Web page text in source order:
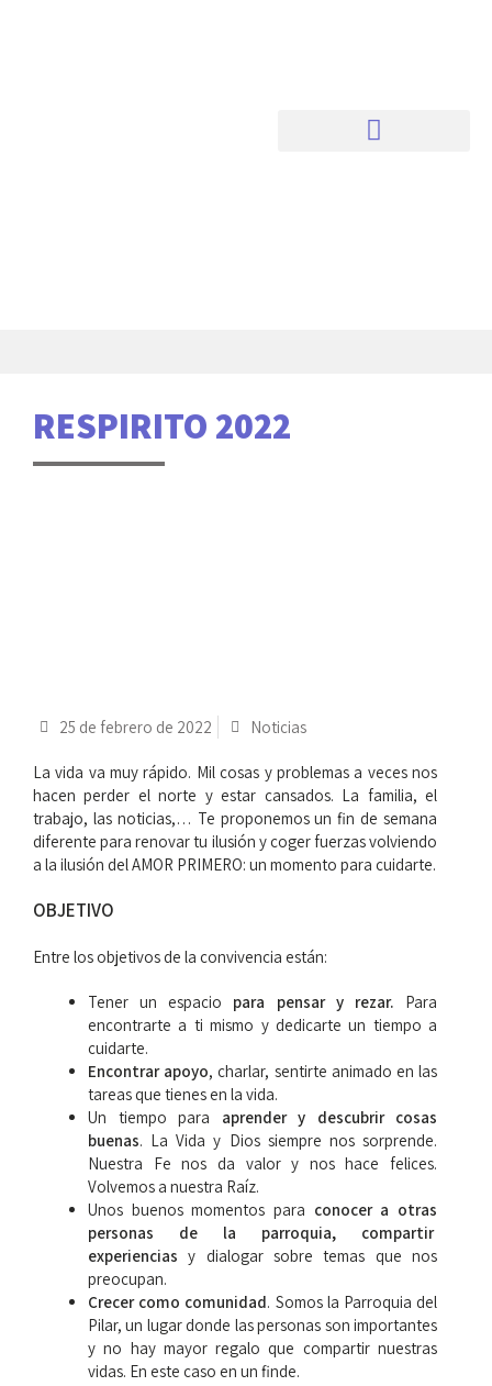
RESPIRITO 2022
25 de febrero de 2022 Noticias
La vida va muy rápido. Mil cosas y problemas a veces nos
hacen perder el norte y estar cansados. La familia, el
trabajo, las noticias,… Te proponemos un fin de semana
diferente para renovar tu ilusión y coger fuerzas volviendo
a la ilusión del AMOR PRIMERO: un momento para cuidarte.
OBJETIVO
Entre los objetivos de la convivencia están:
Tener un espacio para pensar y rezar. Para
encontrarte a ti mismo y dedicarte un tiempo a
cuidarte.
Encontrar apoyo, charlar, sentirte animado en las
tareas que tienes en la vida.
Un tiempo para aprender y descubrir cosas
buenas. La Vida y Dios siempre nos sorprende.
Nuestra Fe nos da valor y nos hace felices.
Volvemos a nuestra Raíz.
Unos buenos momentos para conocer a otras
personas de la parroquia, compartir
experiencias y dialogar sobre temas que nos
preocupan.
Crecer como comunidad. Somos la Parroquia del
Pilar, un lugar donde las personas son importantes
y no hay mayor regalo que compartir nuestras
vidas. En este caso en un finde.